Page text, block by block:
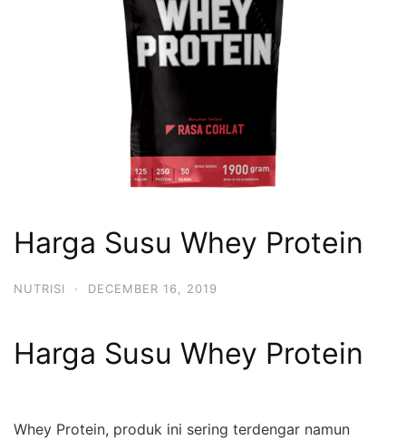
Harga Susu Whey Protein
NUTRISI · DECEMBER 16, 2019
Harga Susu Whey Protein
Whey Protein, produk ini sering terdengar namun